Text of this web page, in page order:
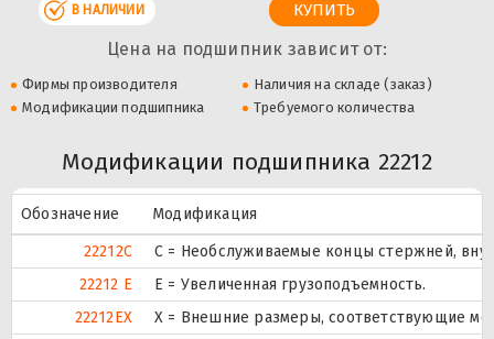
В НАЛИЧИИ
Цена на подшипник зависит от:
Фирмы производителя
Наличия на складе (заказ)
Модификации подшипника
Требуемого количества
Модификации подшипника 22212
Обозначение
Модификация
22212C
С = Необслуживаемые концы стержней,
22212 E
Е = Увеличенная грузоподъемность.
22212EX
X = Внешние размеры, соответствующие